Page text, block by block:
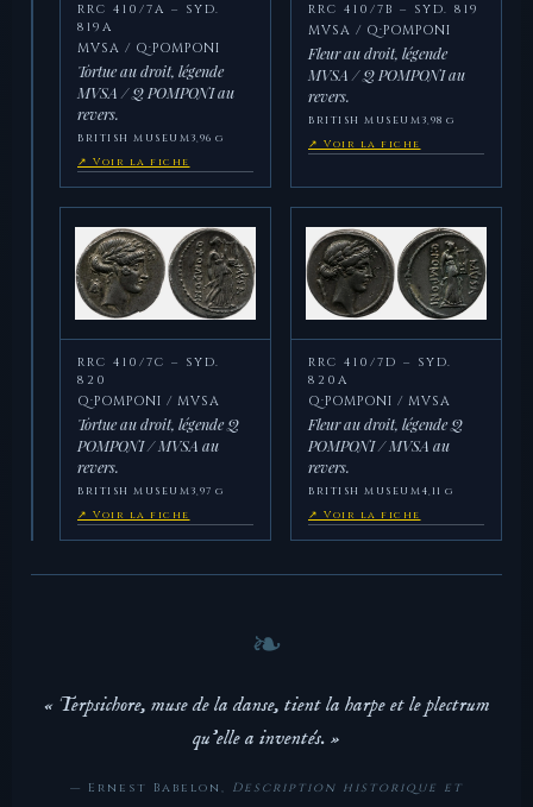
RRC 410/7A – SYD.
819A
MVSA / Q·POMPONI
Tortue au droit, légende
MVSA / Q POMPONI au
revers.
BRITISH MUSEUM3,96 g
↗ Voir la fiche
RRC 410/7B – SYD. 819
MVSA / Q·POMPONI
Fleur au droit, légende
MVSA / Q POMPONI au
revers.
BRITISH MUSEUM3,98 g
↗ Voir la fiche
RRC 410/7C – SYD.
820
Q·POMPONI / MVSA
Tortue au droit, légende Q
POMPONI / MVSA au
revers.
BRITISH MUSEUM3,97 g
↗ Voir la fiche
RRC 410/7D – SYD.
820A
Q·POMPONI / MVSA
Fleur au droit, légende Q
POMPONI / MVSA au
revers.
BRITISH MUSEUM4,11 g
↗ Voir la fiche
« Terpsichore, muse de la danse, tient la harpe et le plectrum
qu'elle a inventés. »
— Ernest Babelon, Description historique et